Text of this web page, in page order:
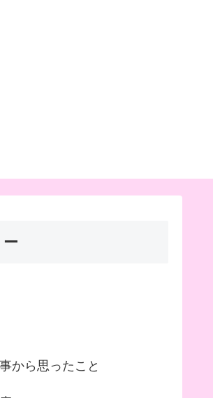
から思ったこと